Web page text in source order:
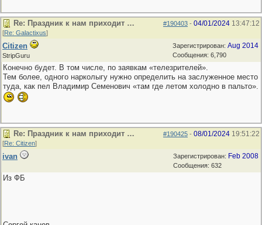
#190403 - 04/01/2024 13:47:12
Re: Праздник к нам приходит …
[Re: Galactixus]
Зарегистрирован: Aug 2014
Сообщения: 6,790
Citizen
StripGuru
Конечно будет. В том числе, по заявкам «телезрителей».
Тем более, одного нарколыгу нужно определить на заслуженное место
туда, как пел Владимир Семенович «там где летом холодно в пальто».
#190425 - 08/01/2024 19:51:22
Re: Праздник к нам приходит …
[Re: Citizen]
Зарегистрирован: Feb 2008
Сообщения: 632
ivan
Из ФБ